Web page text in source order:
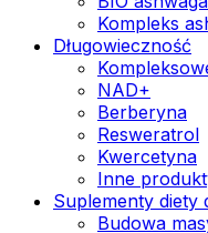
Kompleks
Długowieczność
NAD+
Berberyna
Resweratrol
Kwercetyna
Inne
Suplementy diety
Budowa